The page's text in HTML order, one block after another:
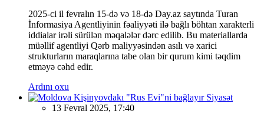
2025-ci il fevralın 15-də və 18-də Day.az saytında Turan
İnformasiya Agentliyinin fəaliyyəti ilə bağlı böhtan xarakterli
iddialar irəli sürülən məqalələr dərc edilib. Bu materiallarda
müəllif agentliyi Qərb maliyyəsindən asılı və xarici
strukturların maraqlarına tabe olan bir qurum kimi təqdim
etməyə cəhd edir.
Ardını oxu
Siyasət
13 Fevral 2025, 17:40